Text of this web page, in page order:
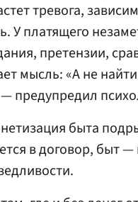
тревога,
У платящего
претензии,
мысль: «А не
предупредил
быта
в договор, быт —